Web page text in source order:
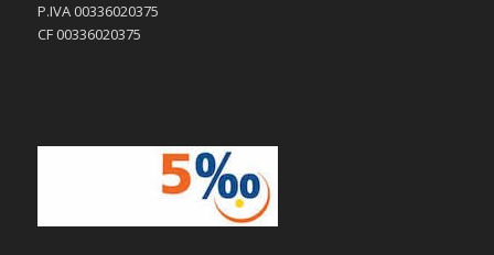
P.IVA 00336020375
CF 00336020375